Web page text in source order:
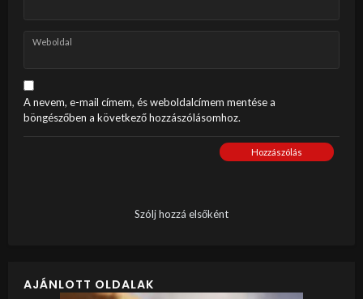
Weboldal
A nevem, e-mail címem, és weboldalcímem mentése a
böngészőben a következő hozzászólásomhoz.
Hozzászólás
Szólj hozzá elsőként
AJÁNLOTT OLDALAK